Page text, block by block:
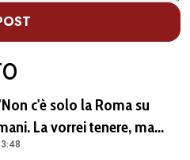
c'è solo la Roma su
La vorrei tenere, ma